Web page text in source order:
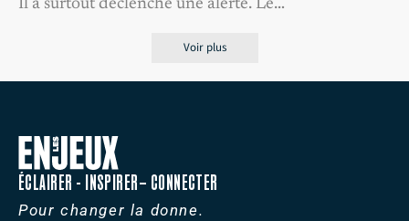
Il a surtout déclenché une alerte. Le…
Voir plus
ÉCLAIRER - INSPIRER– CONNECTER
Pour changer la donne.